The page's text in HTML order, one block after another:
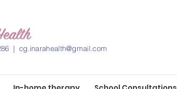
| cg.inarahealth@gmail.com